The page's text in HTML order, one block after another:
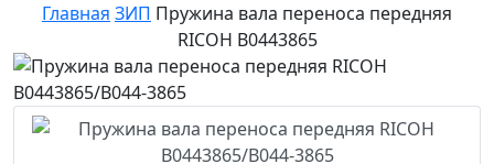
Главная ЗИП Пружина вала переноса передняя
RICOH B0443865